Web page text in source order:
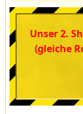
Unser 2.
(gleiche